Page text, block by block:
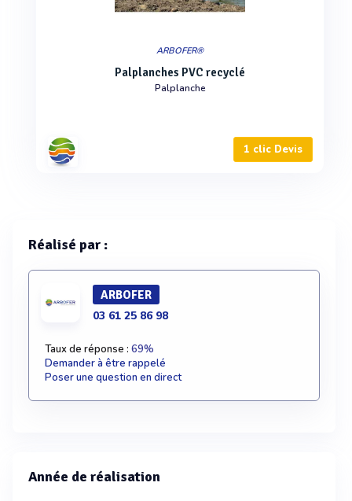
ARBOFER®
Palplanches PVC recyclé
Palplanche
1 clic Devis
Réalisé par :
ARBOFER
03 61 25 86 98
Taux de réponse : 69%
Demander à être rappelé
Poser une question en direct
Année de réalisation